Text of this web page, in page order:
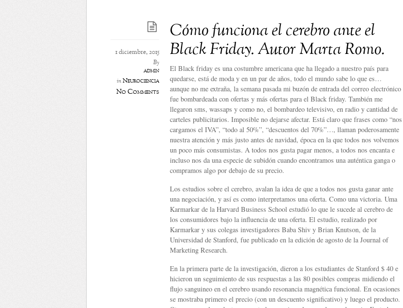
Cómo funciona el cerebro ante el
Black Friday. Autor Marta Romo.
1 diciembre, 2015
By
admin
inNeurociencia
No Comments
El Black friday es una costumbre americana que ha llegado a nuestro país para
quedarse, está de moda y en un par de años, todo el mundo sabe lo que es…
aunque no me extraña, la semana pasada mi buzón de entrada del correo electrónico
fue bombardeada con ofertas y más ofertas para el Black friday. También me
llegaron sms, wassaps y como no, el bombardeo televisivo, en radio y cantidad de
carteles publicitarios. Imposible no dejarse afectar. Está claro que frases como “nos
cargamos el IVA”, “todo al 50%”, “descuentos del 70%”…, llaman poderosamente
nuestra atención y más justo antes de navidad, época en la que todos nos volvemos
un poco más consumistas. A todos nos gusta pagar menos, a todos nos encanta e
incluso nos da una especie de subidón cuando encontramos una auténtica ganga o
compramos algo por debajo de su precio.
Los estudios sobre el cerebro, avalan la idea de que a todos nos gusta ganar ante
una negociación, y así es como interpretamos una oferta. Como una victoria. Uma
Karmarkar de la Harvard Business School estudió lo que le sucede al cerebro de
los consumidores bajo la influencia de una oferta. El estudio, realizado por
Karmarkar y sus colegas investigadores Baba Shiv y Brian Knutson, de la
Universidad de Stanford, fue publicado en la edición de agosto de la Journal of
Marketing Research.
En la primera parte de la investigación, dieron a los estudiantes de Stanford $ 40 e
hicieron un seguimiento de sus respuestas a las 80 posibles compras midiendo el
flujo sanguineo en el cerebro usando resonancia magnética funcional. En ocasiones
se mostraba primero el precio (con un descuento significativo) y luego el producto.